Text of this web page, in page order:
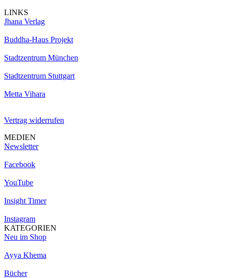
LINKS
Jhana Verlag
Buddha-Haus Projekt
Stadtzentrum München
Stadtzentrum Stuttgart
Metta Vihara
Vertrag widerrufen
MEDIEN
Newsletter
Facebook
YouTube
Insight Timer
Instagram
KATEGORIEN
Neu im Shop
Ayya Khema
Bücher